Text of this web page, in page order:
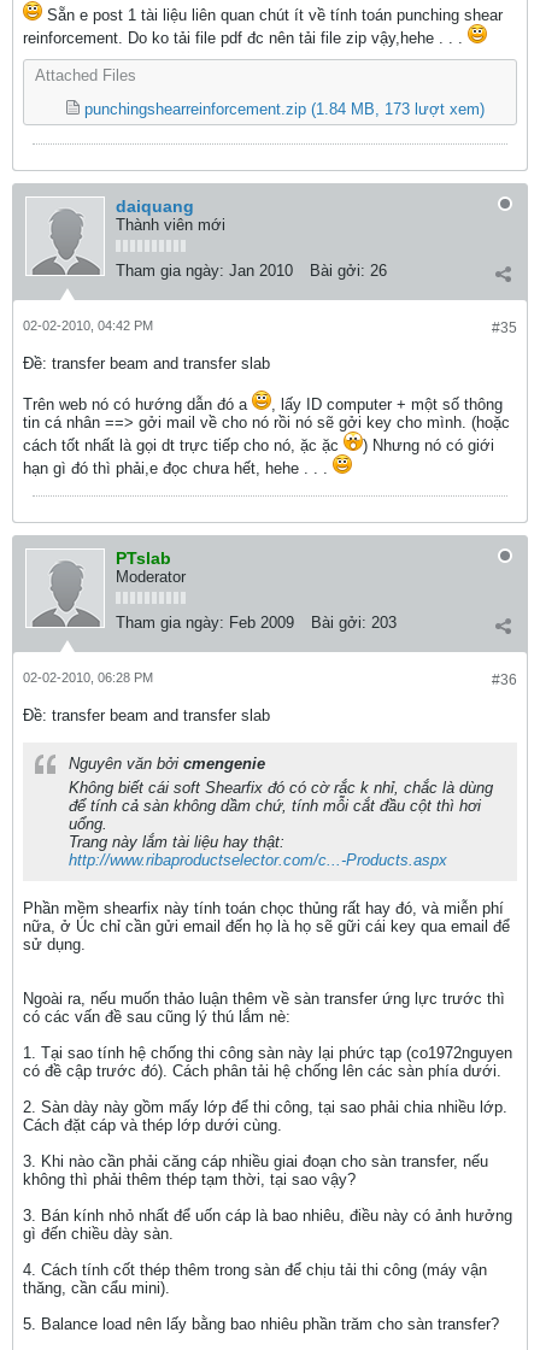
Sẵn e post 1 tài liệu liên quan chút ít về tính toán punching shear
reinforcement. Do ko tải file pdf đc nên tải file zip vậy,hehe . . .
Attached Files
punchingshearreinforcement.zip (1.84 MB, 173 lượt xem)
daiquang
Thành viên mới
Tham gia ngày: Jan 2010 Bài gởi: 26
#35
02-02-2010, 04:42 PM
Ðề: transfer beam and transfer slab
Trên web nó có hướng dẫn đó a
, lấy ID computer + một số thông
tin cá nhân ==> gởi mail về cho nó rồi nó sẽ gởi key cho mình. (hoặc
cách tốt nhất là gọi dt trực tiếp cho nó, ặc ặc
) Nhưng nó có giới
hạn gì đó thì phải,e đọc chưa hết, hehe . . .
PTslab
Moderator
Tham gia ngày: Feb 2009 Bài gởi: 203
#36
02-02-2010, 06:28 PM
Ðề: transfer beam and transfer slab
Nguyên văn bởi cmengenie
Không biết cái soft Shearfix đó có cờ rắc k nhỉ, chắc là dùng
để tính cả sàn không dầm chứ, tính mỗi cắt đầu cột thì hơi
uổng.
Trang này lắm tài liệu hay thật:
http://www.ribaproductselector.com/c...-Products.aspx
Phần mềm shearfix này tính toán chọc thủng rất hay đó, và miễn phí
nữa, ở Úc chỉ cần gửi email đến họ là họ sẽ gữi cái key qua email để
sử dụng.
Ngoài ra, nếu muốn thảo luận thêm về sàn transfer ứng lực trước thì
có các vấn đề sau cũng lý thú lắm nè:
1. Tại sao tính hệ chống thi công sàn này lại phức tạp (co1972nguyen
có đề cập trước đó). Cách phân tải hệ chống lên các sàn phía dưới.
2. Sàn dày này gồm mấy lớp để thi công, tại sao phải chia nhiều lớp.
Cách đặt cáp và thép lớp dưới cùng.
3. Khi nào cần phải căng cáp nhiều giai đoạn cho sàn transfer, nếu
không thì phải thêm thép tạm thời, tại sao vậy?
3. Bán kính nhỏ nhất để uốn cáp là bao nhiêu, điều này có ảnh hưởng
gì đến chiều dày sàn.
4. Cách tính cốt thép thêm trong sàn để chịu tải thi công (máy vận
thăng, cần cẩu mini).
5. Balance load nên lấy bằng bao nhiêu phần trăm cho sàn transfer?